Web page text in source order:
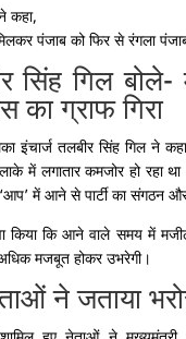
कहा,
पंजाब को फिर से रंगला
सिंह गिल बोले-
का ग्राफ गिरा
इंचार्ज तलबीर सिंह गिल ने
में लगातार कमजोर हो रहा
में आने से पार्टी का संगठन
किया कि आने वाले समय में
अधिक मजबूत होकर उभरेगी।
ने जताया